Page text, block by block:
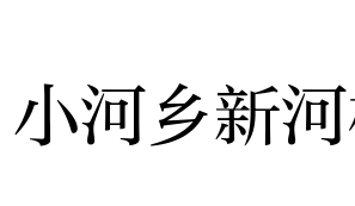
乡新河